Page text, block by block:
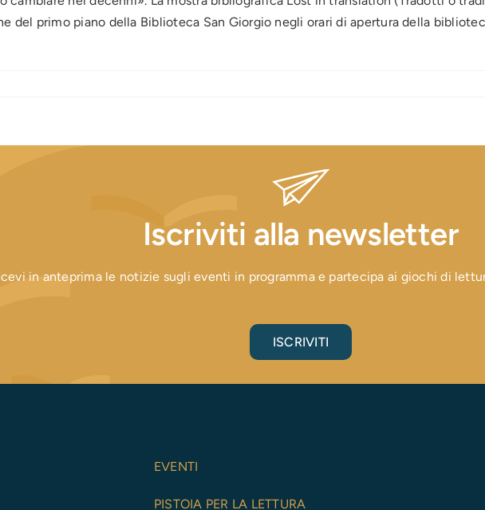
del primo piano della Biblioteca San Giorgio negli orari di apertura della
Iscriviti alla newsletter
in anteprima le notizie sugli eventi in programma e partecipa ai giochi di
ISCRIVITI
EVENTI
PISTOIA PER LA LETTURA